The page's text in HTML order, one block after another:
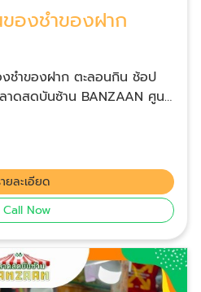
องชำของฝาก
ก ตะลอนกิน ช้อป
ดสดบันซ้าน BANZAAN ศูนย์
ห้บริการนักท่องเที่ยว พื้นที่
ร้านขายของฝาก
ายฟรีซ มะพร้าวอบกรอบ ขนม
กหลายชนิด และยังมีขนม ของ
ราคาพิเศษ
ยละเอียด
Call Now